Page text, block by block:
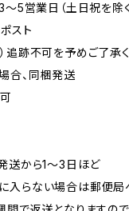
〜5営業日（土日祝を除く
スト
追跡不可を予めご了承
合、同梱発送
送から1〜3日ほど
入らない場合は郵便局